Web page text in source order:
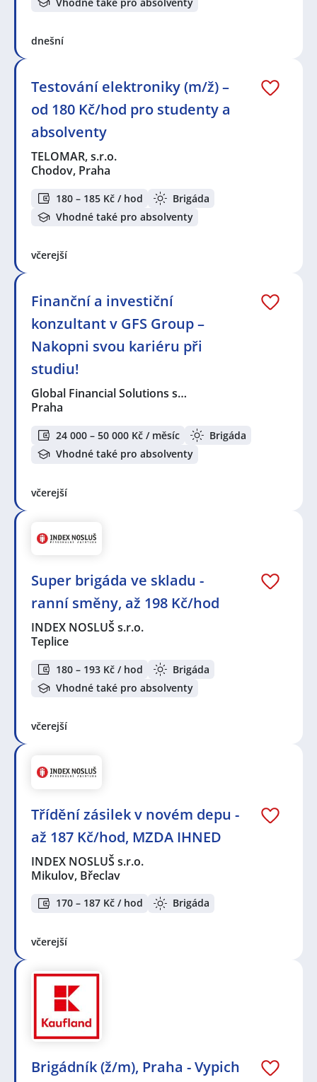
dnešní
Testování elektroniky (m/ž) –
od 180 Kč/hod pro studenty a
absolventy
TELOMAR, s.r.o.
Chodov, Praha
180 – 185 Kč / hod
Brigáda
Vhodné také pro absolventy
včerejší
Finanční a investiční
konzultant v GFS Group –
Nakopni svou kariéru při
studiu!
Global Financial Solutions s…
Praha
24 000 – 50 000 Kč / měsíc
Brigáda
Vhodné také pro absolventy
včerejší
Super brigáda ve skladu -
ranní směny, až 198 Kč/hod
INDEX NOSLUŠ s.r.o.
Teplice
180 – 193 Kč / hod
Brigáda
Vhodné také pro absolventy
včerejší
Třídění zásilek v novém depu -
až 187 Kč/hod, MZDA IHNED
INDEX NOSLUŠ s.r.o.
Mikulov, Břeclav
170 – 187 Kč / hod Brigáda
včerejší
Brigádník (ž/m), Praha - Vypich